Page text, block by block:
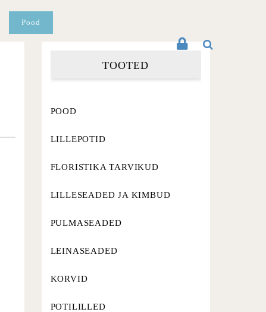
Pood
TOOTED
POOD
LILLEPOTID
FLORISTIKA TARVIKUD
LILLESEADED JA KIMBUD
PULMASEADED
LEINASEADED
KORVID
POTILILLED